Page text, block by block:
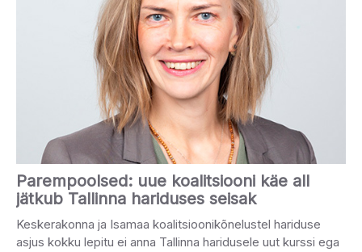
Parempoolsed: uue koalitsiooni käe all
jätkub Tallinna hariduses seisak
Keskerakonna ja Isamaa koalitsioonikõnelustel hariduse
asjus kokku lepitu ei anna Tallinna haridusele uut kurssi ega